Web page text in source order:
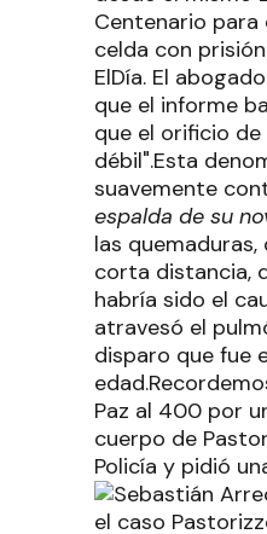
Centenario
celda con
ElDía. El
que el informe
que el orificio
débil".Esta
suavemente
espalda de su
las
corta distancia,
habría sido el
atravesó el
disparo que fue
Paz al 400 por
cuerpo de
Policía y pidió